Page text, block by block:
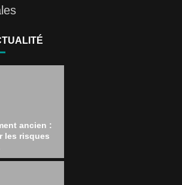
ancien :
les risques